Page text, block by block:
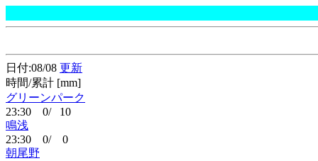
日付:08/08 更新
時間/累計 [mm]
グリーンパーク
23:30 0/ 10
鳴浅
23:30 0/ 0
朝尾野